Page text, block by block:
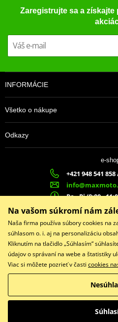
Kompletní sada karbonových
offroad (motocross, enduro a ATV)
zesílených spojkových pružin.
Zaregistrujte sa a
INFORMÁCIE
Všetko o nákupe
Odkazy
e-
+421 948 541
Po - Pi (8:00 -
MAX
MOTO s.r.o.
Slovenských
022 01 Čadca
Facebook
Copyright © 2026
Všetky práva
Prepnúť na
Na vašom súkromí nám
Naša firma používa súbory cookies na
súhlasom o. i. aj na personalizáciu
Kliknutím na tlačidlo „Súhlasím“
údajov o správaní na webe a štatistiky
Viac si môžete pozrieť v časti cookies